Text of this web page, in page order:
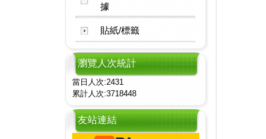
據
貼紙/標籤
瀏覽人次統計
當日人次:2431
累計人次:3718448
友站連結